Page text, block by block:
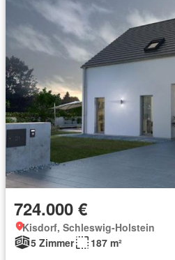
724.000 €
Kisdorf, Schleswig-Holstein
5 Zimmer
187 m²